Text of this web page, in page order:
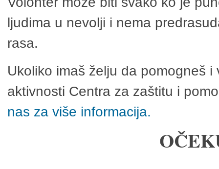
ljudima u nevolji i nema
rasa.
Ukoliko imaš želju da pomogneš
aktivnosti Centra za zaštitu i
nas za više informacija.